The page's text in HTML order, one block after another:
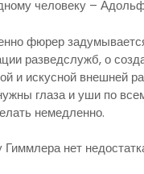
человеку –
фюрер
разведслужб, о
и искусной внешней
глаза и уши по
немедленно.
Гиммлера нет